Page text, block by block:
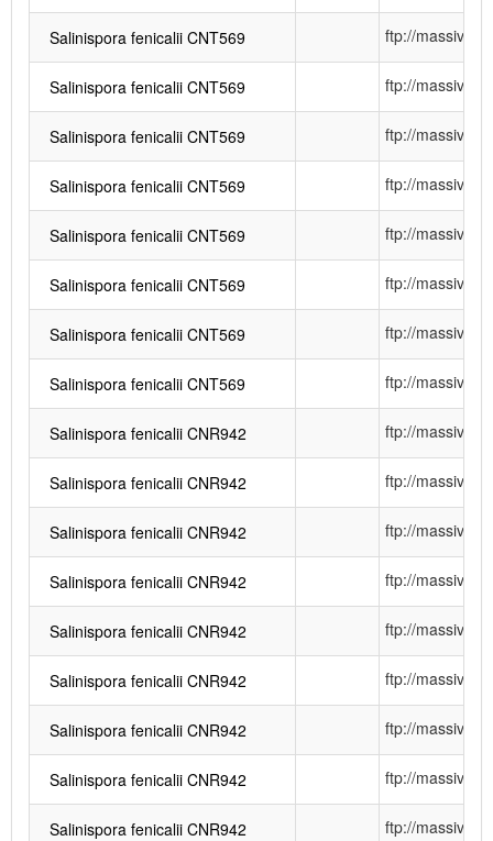
Salinispora fenicalii CNT569 ftp://
Salinispora fenicalii CNT569 ftp://
Salinispora fenicalii CNT569 ftp://
Salinispora fenicalii CNT569 ftp://
Salinispora fenicalii CNT569 ftp://
Salinispora fenicalii CNT569 ftp://
Salinispora fenicalii CNT569 ftp://
Salinispora fenicalii CNT569 ftp://
Salinispora fenicalii CNR942 ftp://
Salinispora fenicalii CNR942 ftp://
Salinispora fenicalii CNR942 ftp://
Salinispora fenicalii CNR942 ftp://
Salinispora fenicalii CNR942 ftp://
Salinispora fenicalii CNR942 ftp://
Salinispora fenicalii CNR942 ftp://
Salinispora fenicalii CNR942 ftp://
Salinispora fenicalii CNR942 ftp://